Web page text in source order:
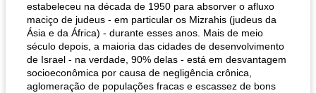
estabeleceu na década de 1950 para absorver o afluxo
maciço de judeus - em particular os Mizrahis (judeus da
Ásia e da África) - durante esses anos. Mais de meio
século depois, a maioria das cidades de desenvolvimento
de Israel - na verdade, 90% delas - está em desvantagem
socioeconômica por causa de negligência crônica,
aglomeração de populações fracas e escassez de bons